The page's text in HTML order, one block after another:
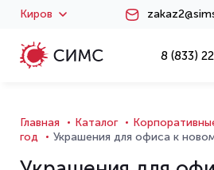
Киров
8 (833)
Главная Каталог
год
Украшения для офиса к